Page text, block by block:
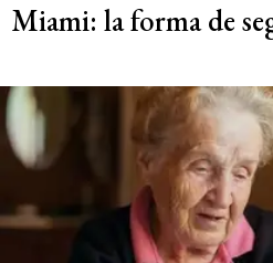
Miami: la forma de